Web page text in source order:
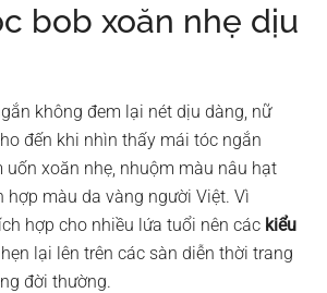
bob xoăn nhẹ dịu
không đem lại nét dịu dàng, nữ
đến khi nhìn thấy mái tóc ngắn
uốn xoăn nhẹ, nhuộm màu nâu hạt
hợp màu da vàng người Việt. Vì
hợp cho nhiều lứa tuổi nên các kiểu
lại lên trên các sàn diễn thời trang
đời thường.